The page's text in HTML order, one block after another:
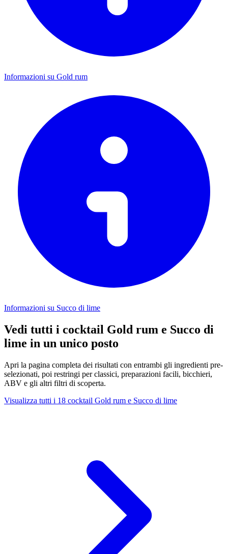
Informazioni su Gold rum
Informazioni su Succo di lime
Vedi tutti i cocktail Gold rum e Succo di
lime in un unico posto
Apri la pagina completa dei risultati con entrambi gli ingredienti pre-
selezionati, poi restringi per classici, preparazioni facili, bicchieri,
ABV e gli altri filtri di scoperta.
Visualizza tutti i 18 cocktail Gold rum e Succo di lime